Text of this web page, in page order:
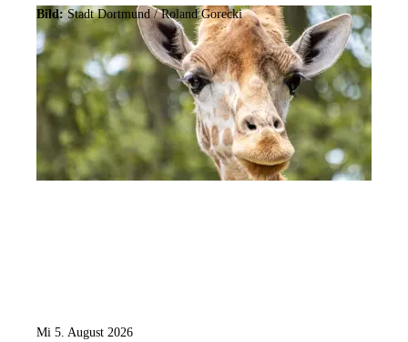
Bild:Stadt Dortmund / Roland Gorecki
Mi 5. August 2026